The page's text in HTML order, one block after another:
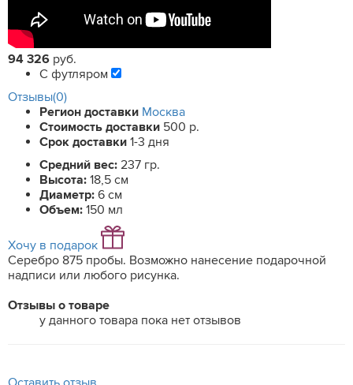
94 326 руб.
С футляром
Отзывы(0)
Регион доставки Москва
Стоимость доставки 500 р.
Срок доставки 1-3 дня
Средний вес: 237 гр.
Высота: 18,5 см
Диаметр: 6 см
Объем: 150 мл
Хочу в подарок
Серебро 875 пробы. Возможно нанесение подарочной
надписи или любого рисунка.
Отзывы о товаре
у данного товара пока нет отзывов